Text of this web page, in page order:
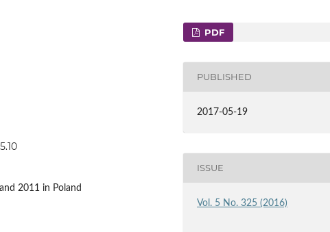
2011 in Poland
PDF
PUBLISHED
2017-05-19
ISSUE
Vol. 5 No. 325 (2016)